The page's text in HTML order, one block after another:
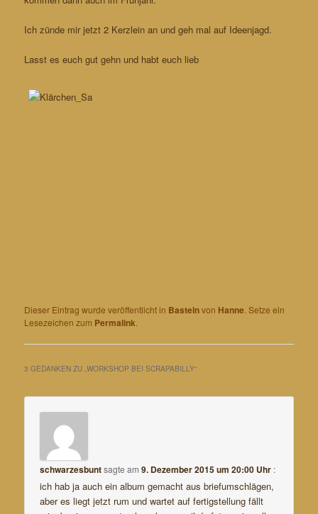
Ich zünde mir jetzt 2 Kerzlein an und geh mal auf Ideenjagd.
Lasst es euch gut gehn und habt euch lieb
Dieser Eintrag wurde veröffentlicht in Bastelnvon Hanne . Setze ein
Lesezeichen zum Permalink
3 GEDANKEN ZU „WORKSHOP BEI SCRAPABILLY“
schwarzesbuntsagte am9. Dezember 2015 um 20:00 Uhr :
ich hab ja auch ein album gemacht aus briefumschlägen,
aber es liegt jetzt rum und wartet auf fertigstellung fällt